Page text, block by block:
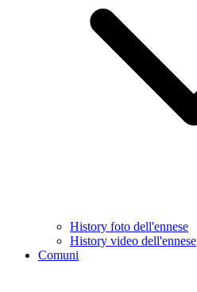
History foto dell'ennese
History video dell'ennese
Comuni